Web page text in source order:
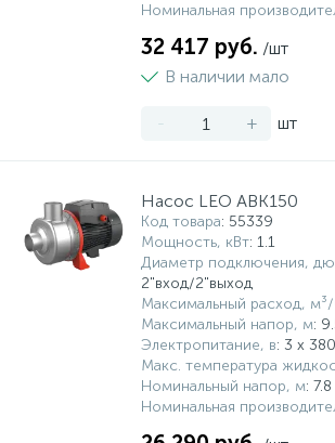
Номинальная
32 417 руб. /шт
В наличии мало
- + шт
Насос LEO ABK150
Код товара: 55339
Мощность, кВт: 1.1
Диаметр подключения,
2"вход/2"выход
Максимальный расход, м³/
Максимальный напор, м:
Электропитание, в: 3 х 380
Макс. температура
Номинальный напор, м: 7.8
Номинальная